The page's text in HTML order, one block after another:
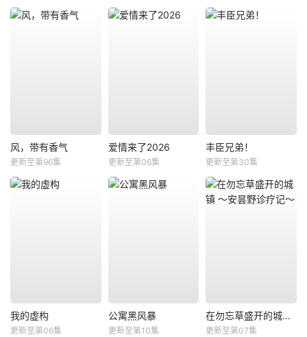
风，带有香气
更新至第96集
爱情来了2026
更新至第06集
丰臣兄弟！
更新至第30集
我的虚构
更新至第06集
公寓黑风暴
更新至第10集
在勿忘草盛开的城镇 ～安昙野诊疗记～
更新至第07集